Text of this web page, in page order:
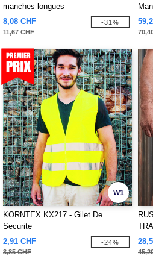
manches longues
8,08 CHF
11,67 CHF
-31%
W1
KORNTEX KX217 - Gilet De
Securite
2,91 CHF
3,85 CHF
-24%